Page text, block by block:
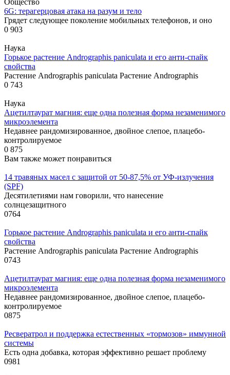
Общество
6G: терагерцовая атака на разум и тело
Грядет следующее поколение мобильных телефонов, и оно
0 903
Наука
Горькое растение Andrographis paniculata и его анти-спайк
свойства
Растение Andrographis paniculata Растение Andrographis
0 743
Наука
Ацетилтаурат магния: еще одна полезная форма незаменимого
микроэлемента
Недавнее рандомизированное, двойное слепое, плацебо-
контролируемое
0 875
Вам также может понравиться
14 травяных масел с защитой от 50-87,5% от УФ-излучения
(SPF)
Десятилетиями нам говорили, что нанесение
солнцезащитного
0764
Горькое растение Andrographis paniculata и его анти-спайк
свойства
Растение Andrographis paniculata Растение Andrographis
0743
Ацетилтаурат магния: еще одна полезная форма незаменимого
микроэлемента
Недавнее рандомизированное, двойное слепое, плацебо-
контролируемое
0875
Ресвератрол и поддержка естественных «тормозов» иммунной
системы
Есть одна добавка, которая эффективно решает проблему
0981